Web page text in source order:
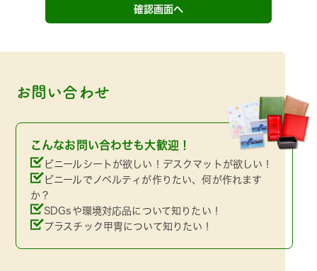
お問い合わせ
こんなお問い合わせも大歓迎！
ビニールシートが欲しい！デスクマットが欲しい！
ビニールでノベルティが作りたい、何が作れます
か？
SDGsや環境対応品について知りたい！
プラスチック甲冑について知りたい！